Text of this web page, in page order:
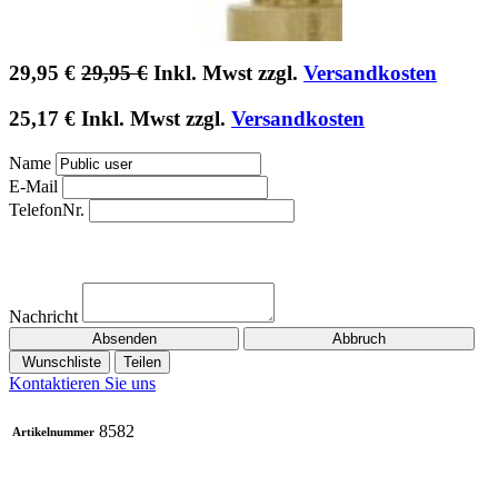
29,95 € 29,95€ Inkl. Mwst zzgl. Versandkosten
25,17 € Inkl. Mwst zzgl. Versandkosten
Name
E-Mail
TelefonNr.
Nachricht
Absenden
Abbruch
Wunschliste
Teilen
Kontaktieren Sie uns
Artikelnummer 8582